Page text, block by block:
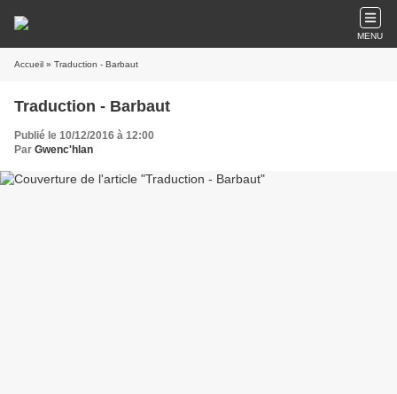
MENU
Accueil » Traduction - Barbaut
Traduction - Barbaut
Publié le 10/12/2016 à 12:00
Par Gwenc'hlan